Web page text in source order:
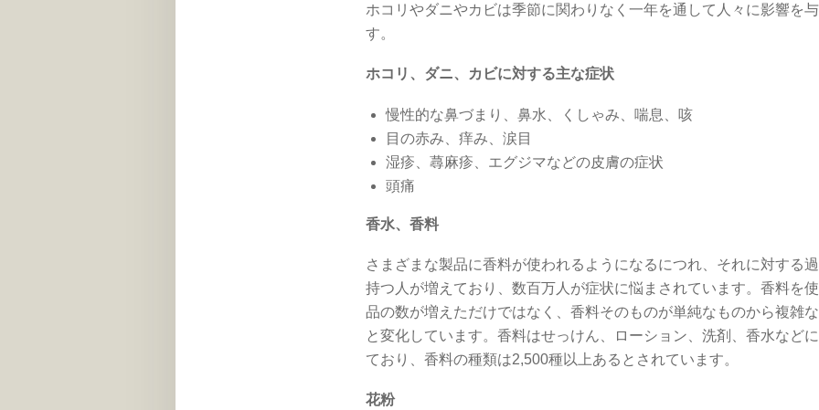
ホコリやダニやカビは季節に関わりなく一年を通して人々に影響を
す。
ホコリ、ダニ、カビに対する主な症状
慢性的な鼻づまり、鼻水、くしゃみ、喘息、咳
目の赤み、痒み、涙目
湿疹、蕁麻疹、エグジマなどの皮膚の症状
頭痛
香水、香料
さまざまな製品に香料が使われるようになるにつれ、それに対する
持つ人が増えており、数百万人が症状に悩まされています。香料を
品の数が増えただけではなく、香料そのものが単純なものから複雑
と変化しています。香料はせっけん、ローション、洗剤、香水など
ており、香料の種類は2,500種以上あるとされています。
花粉